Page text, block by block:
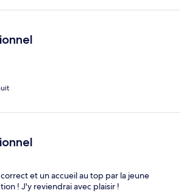
et un accueil au top par la jeune
! J'y reviendrai avec plaisir !